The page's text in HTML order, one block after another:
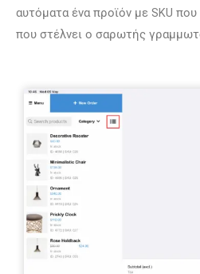
αυτόματα ένα προϊόν με SKU που
που στέλνει ο σαρωτής